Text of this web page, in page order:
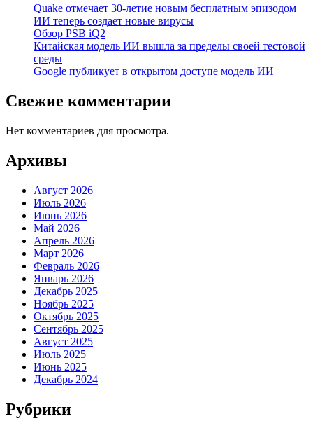
Quake отмечает 30-летие новым бесплатным эпизодом
ИИ теперь создает новые вирусы
Обзор PSB iQ2
Китайская модель ИИ вышла за пределы своей тестовой
среды
Google публикует в открытом доступе модель ИИ
Свежие комментарии
Нет комментариев для просмотра.
Архивы
Август 2026
Июль 2026
Июнь 2026
Май 2026
Апрель 2026
Март 2026
Февраль 2026
Январь 2026
Декабрь 2025
Ноябрь 2025
Октябрь 2025
Сентябрь 2025
Август 2025
Июль 2025
Июнь 2025
Декабрь 2024
Рубрики